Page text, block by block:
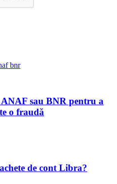
sau BNR pentru a
o fraudă
de cont Libra?